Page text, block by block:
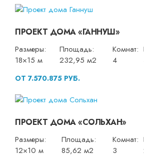
ПРОЕКТ ДОМА «ГАННУШ»
Размеры:
18×15 м
Площадь:
232,95 м2
Комнат:
4
ОТ 7.570.875 РУБ.
ПРОЕКТ ДОМА «СОЛЬХАН»
Размеры:
12×10 м
Площадь:
85,62 м2
Комнат:
3